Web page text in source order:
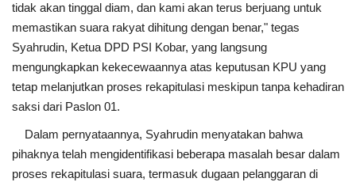
tidak akan tinggal diam, dan kami akan terus berjuang untuk
memastikan suara rakyat dihitung dengan benar," tegas
Syahrudin, Ketua DPD PSI Kobar, yang langsung
mengungkapkan kekecewaannya atas keputusan KPU yang
tetap melanjutkan proses rekapitulasi meskipun tanpa kehadiran
saksi dari Paslon 01.
Dalam pernyataannya, Syahrudin menyatakan bahwa
pihaknya telah mengidentifikasi beberapa masalah besar dalam
proses rekapitulasi suara, termasuk dugaan pelanggaran di